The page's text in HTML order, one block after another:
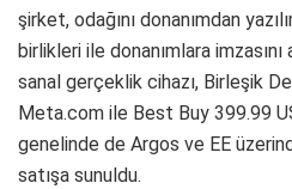
şirket, odağını donanımdan
birlikleri ile donanımlara
sanal gerçeklik cihazı, Birleşik
Meta.com ile Best Buy 399.99
genelinde de Argos ve EE
satışa sunuldu.